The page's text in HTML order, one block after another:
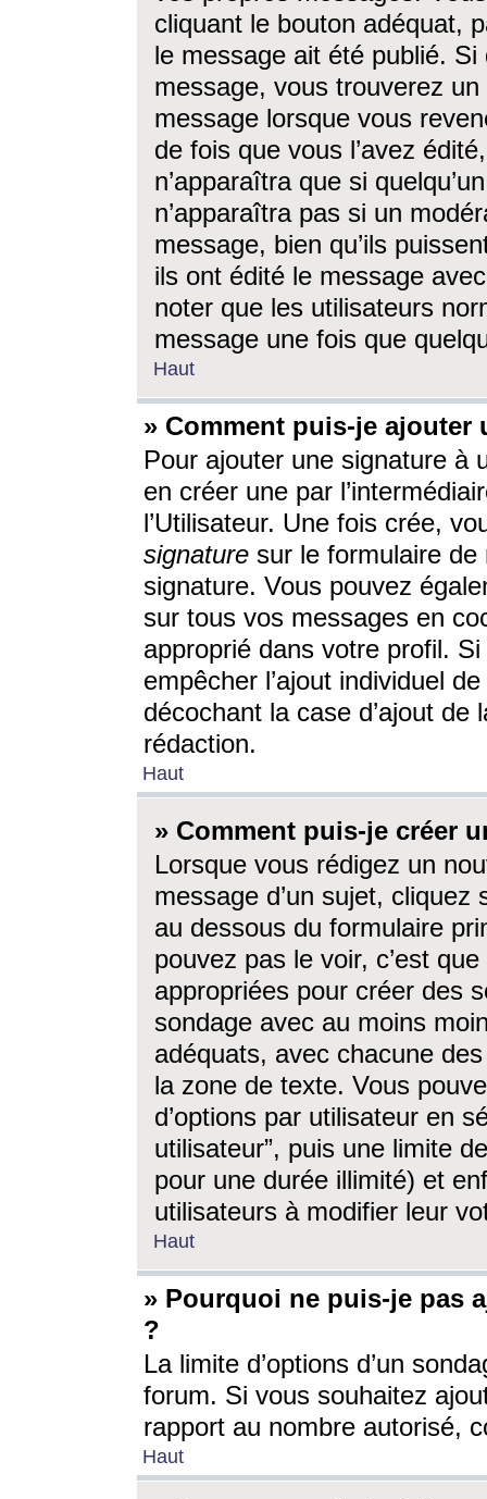
cliquant le bouton adéquat,
le message ait été publié. Si
message, vous trouverez
message lorsque vous
de fois que vous l’avez
n’apparaîtra que si
n’apparaîtra pas si un
message, bien qu’ils
ils ont édité le message
noter que les utilisateurs
message une fois que
Haut
» Comment puis-je ajouter
Pour ajouter une signature à
en créer une par
l’Utilisateur. Une fois crée,
signature sur le formulaire de
signature. Vous pouvez
sur tous vos messages en
approprié dans votre profil.
empêcher l’ajout individuel
décochant la case d’ajout
rédaction.
Haut
» Comment puis-je créer
Lorsque vous rédigez un
message d’un sujet, cliquez
au dessous du formulaire
pouvez pas le voir, c’est
appropriées pour créer des
sondage avec au moins
adéquats, avec chacune
la zone de texte. Vous
d’options par utilisateur en
utilisateur”, puis une limite
pour une durée illimité) et
utilisateurs à modifier leur
Haut
» Pourquoi ne puis-je pas
?
La limite d’options d’un
forum. Si vous souhaitez
rapport au nombre autorisé,
Haut